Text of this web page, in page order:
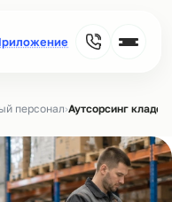
персонал›Аутсорсинг